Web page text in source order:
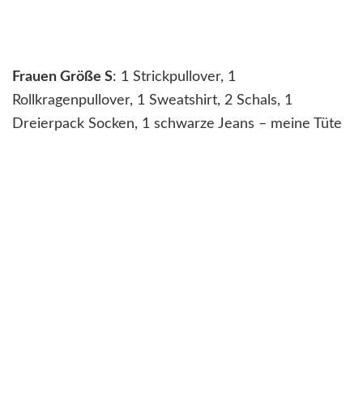
Frauen Größe S: 1 Strickpullover, 1
Rollkragenpullover, 1 Sweatshirt, 2 Schals, 1
Dreierpack Socken, 1 schwarze Jeans – meine Tüte